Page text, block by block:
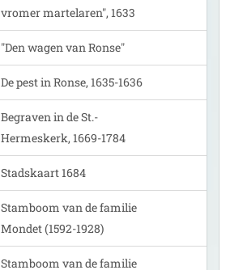
vromer martelaren", 1633
"Den wagen van Ronse"
De pest in Ronse, 1635-1636
Begraven in de St.-
Hermeskerk, 1669-1784
Stadskaart 1684
Stamboom van de familie
Mondet (1592-1928)
Stamboom van de familie